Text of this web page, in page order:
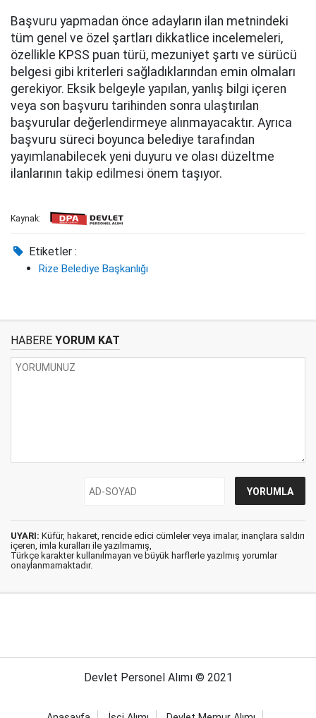
Başvuru yapmadan önce adayların ilan metnindeki
tüm genel ve özel şartları dikkatlice incelemeleri,
özellikle KPSS puan türü, mezuniyet şartı ve sürücü
belgesi gibi kriterleri sağladıklarından emin olmaları
gerekiyor. Eksik belgeyle yapılan, yanlış bilgi içeren
veya son başvuru tarihinden sonra ulaştırılan
başvurular değerlendirmeye alınmayacaktır. Ayrıca
başvuru süreci boyunca belediye tarafından
yayımlanabilecek yeni duyuru ve olası düzeltme
ilanlarının takip edilmesi önem taşıyor.
Kaynak:
Etiketler :
Rize Belediye Başkanlığı
HABERE YORUM KAT
UYARI: Küfür, hakaret, rencide edici cümleler veya imalar, inançlara saldırı
içeren, imla kuralları ile yazılmamış,
Türkçe karakter kullanılmayan ve büyük harflerle yazılmış yorumlar
onaylanmamaktadır.
Devlet Personel Alımı © 2021